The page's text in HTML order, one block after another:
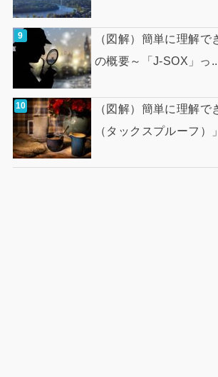
（図解）簡単に理解で
の概要～「J-SOX」っ
（図解）簡単に理解で
（タックスプルーフ）